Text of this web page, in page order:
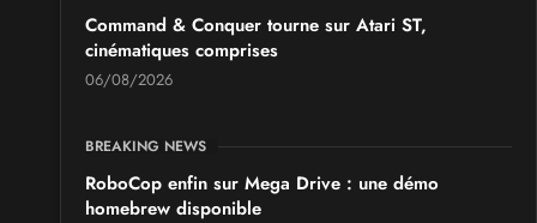
Command & Conquer tourne sur Atari ST,
cinématiques comprises
06/08/2026
BREAKING NEWS
RoboCop enfin sur Mega Drive : une démo
homebrew disponible